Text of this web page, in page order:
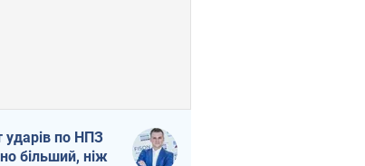
ударів по НПЗ
більший, ніж